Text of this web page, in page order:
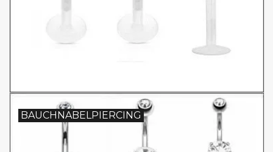
BAUCHNABELPIERCING